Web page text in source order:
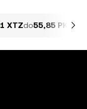
1 XTZdo55,85 PKR